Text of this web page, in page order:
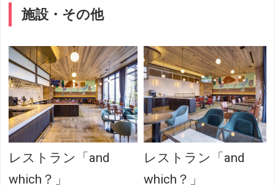
施設・その他
レストラン「and
which？」
レストラン「and
which？」